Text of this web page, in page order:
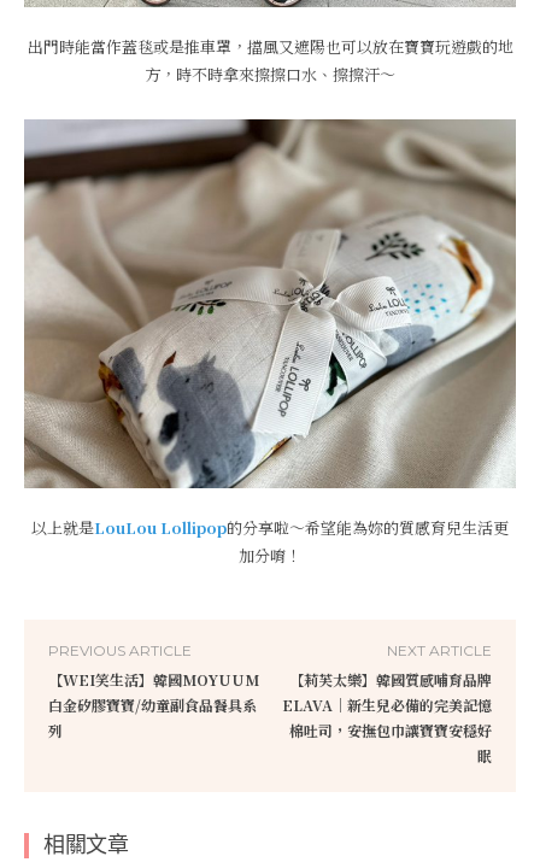
出門時能當作蓋毯或是推車罩，擋風又遮陽也可以放在寶寶玩遊戲的地
方，時不時拿來擦擦口水、擦擦汗～
以上就是LouLou Lollipop的分享啦～希望能為妳的質感育兒生活更
加分唷！
PREVIOUS ARTICLE
【WEI笑生活】韓國MOYUUM
白金矽膠寶寶/幼童副食品餐具系
列
NEXT ARTICLE
【莉芙太樂】韓國質感哺育品牌
ELAVA｜新生兒必備的完美記憶
棉吐司，安撫包巾讓寶寶安穩好
眠
相關文章